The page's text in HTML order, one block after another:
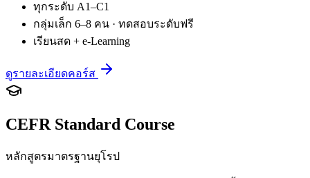
ทุกระดับ A1–C1
กลุ่มเล็ก 6–8 คน · ทดสอบระดับฟรี
เรียนสด + e-Learning
ดูรายละเอียดคอร์ส
CEFR Standard Course
หลักสูตรมาตรฐานยุโรป